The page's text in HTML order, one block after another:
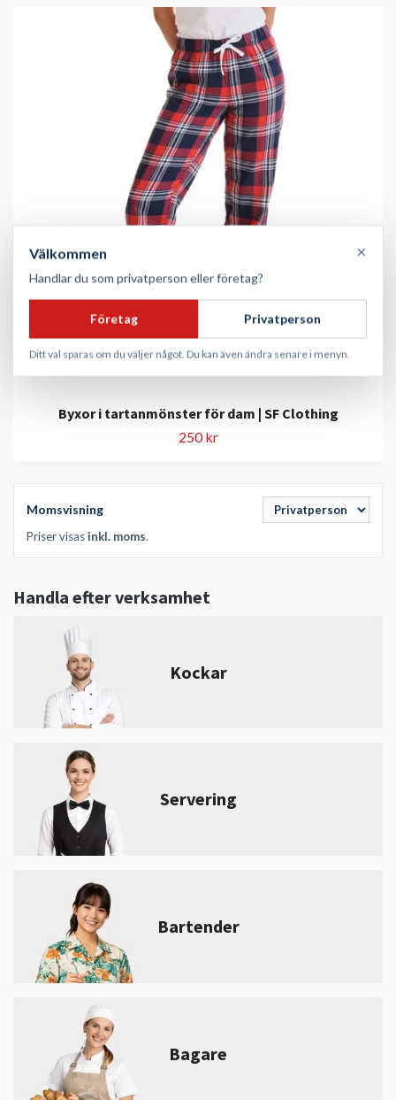
Momsvisning
Priser visasinkl. moms.
Handla efter verksamhet
Kockar
Servering
Bartender
Bagare
Byxor i tartanmönster för dam | SF Clothing
250 kr
Välkommen ×
Handlar du som privatperson eller företag?
Företag Privatperson
Ditt val sparas om du väljer något. Du kan även ändra senare i menyn.